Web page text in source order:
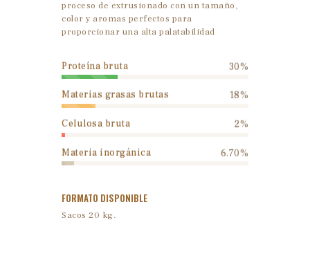
proceso de extrusionado con un tamaño,
color y aromas perfectos para
proporcionar una alta palatabilidad
Proteína bruta 30%
Materias grasas brutas 18%
Celulosa bruta 2%
Materia inorgánica 6.70%
FORMATO DISPONIBLE
Sacos 20 kg.